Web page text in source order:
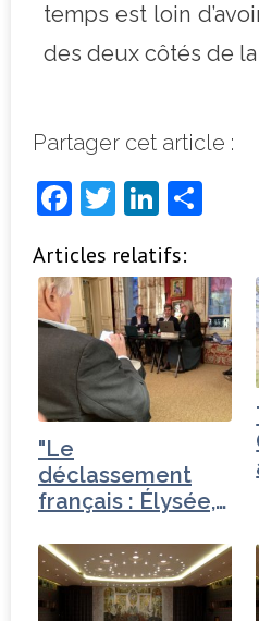
temps est loin
des deux côtés de
Partager cet article :
F
c
e
b
o
o
k
T
it
t
e
r
Li
k
e
dI
n
ta
g
e
r
Articles relatifs:
"Le
déclassement
français : Élysée,